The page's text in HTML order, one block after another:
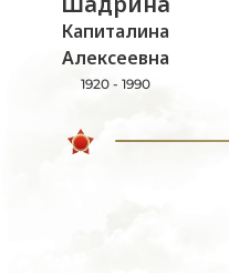
Капиталина
Алексеевна
1920 - 1990